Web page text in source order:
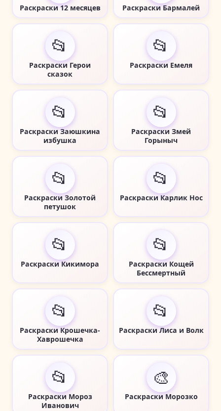
Раскраски 12 месяцев Раскраски Бармалей
📂
Раскраски Герои
сказок
📂
Раскраски Емеля
📂
Раскраски Заюшкина
избушка
📂
Раскраски Змей
Горыныч
📂
Раскраски Золотой
петушок
📂
Раскраски Карлик Нос
📂
Раскраски Кикимора
📂
Раскраски Кощей
Бессмертный
📂
Раскраски Крошечка-
Хаврошечка
📂
Раскраски Лиса и Волк
📂
Раскраски Мороз
Иванович
🎨
Раскраски Морозко